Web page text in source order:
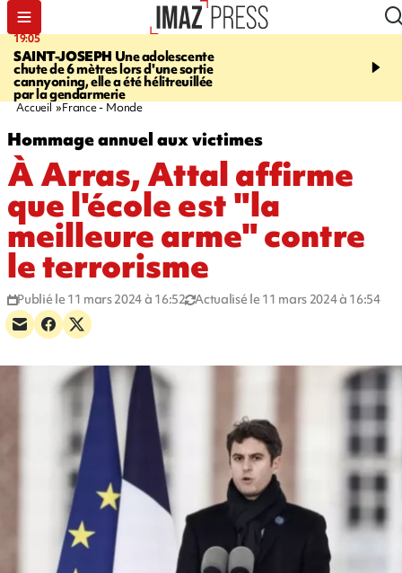
19:05
SAINT-JOSEPH Une adolescente
chute de 6 mètres lors d'une sortie
cannyoning, elle a été hélitreuillée
par la gendarmerie
20:44
rouée de coups,
Accueil France - Monde
Hommage annuel aux victimes
À Arras, Attal affirme
que l'école est "la
meilleure arme" contre
le terrorisme
Publié le 11 mars 2024 à 16:52 Actualisé le 11 mars 2024 à 16:54